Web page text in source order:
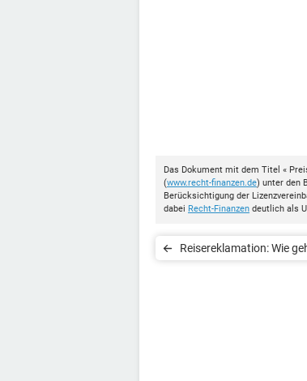
Das Dokument mit dem Titel «
(www.recht-finanzen.de) unter den
Berücksichtigung der
dabei Recht-Finanzen deutlich als
Reisereklamation: Wie